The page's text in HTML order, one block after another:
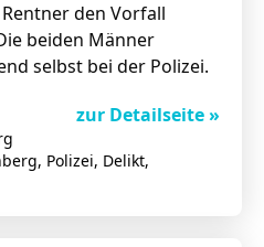
den Vorfall
beiden Männer
selbst bei der Polizei.
zur Detailseite »
Polizei, Delikt,